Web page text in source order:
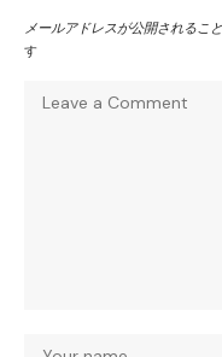
メールアドレスが公開されるこ
す